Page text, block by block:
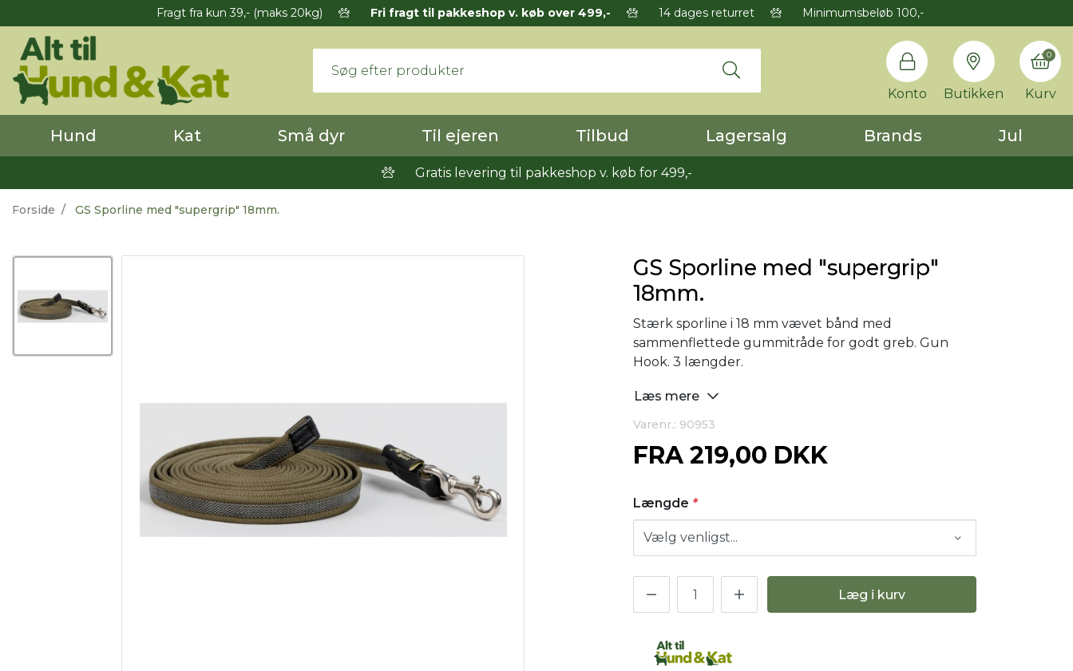
Fragt fra kun 39,- (maks 20kg) Fri fragt til pakkeshop v. køb over 499,- 14 dages returret Minimumsbeløb 100,-
Konto Butikken Kurv
0
Hund Kat Små dyr Til ejeren Tilbud Lagersalg Brands Jul
Gratis levering til pakkeshop v. køb for 499,-
Forside GS Sporline med "supergrip" 18mm.
GS Sporline med "supergrip"
18mm.
Stærk sporline i 18 mm vævet bånd med
sammenflettede gummitråde for godt greb. Gun
Hook. 3 længder.
Læs mere
Varenr.: 90953
FRA 219,00 DKK
Længde *
Læg i kurv